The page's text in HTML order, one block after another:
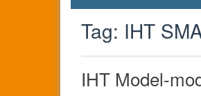
Tag: IHT
IHT Model-